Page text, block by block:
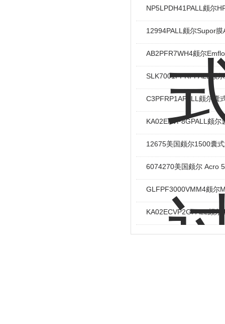
NP5LPDH41PALL颇尔
12994PALL颇尔Supor
AB2PFR7WH4颇尔
SLK7001PFRPPALL颇
C3PFRP1APALL颇尔囊
KA02EKVP8GPALL颇尔
12675美国颇尔1500囊
6074270美国颇尔 Acro
GLFPF3000VMM4颇尔
KA02ECVP2GPALL颇尔